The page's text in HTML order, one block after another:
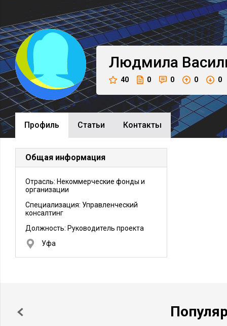
Людмила
40 0 0 0 0
Профиль Cтатьи Контакты
Общая информация
Отрасль: Некоммерческие фонды и
организации
Специализация: Управленческий
консалтинг
Должность: Руководитель проекта
Уфа